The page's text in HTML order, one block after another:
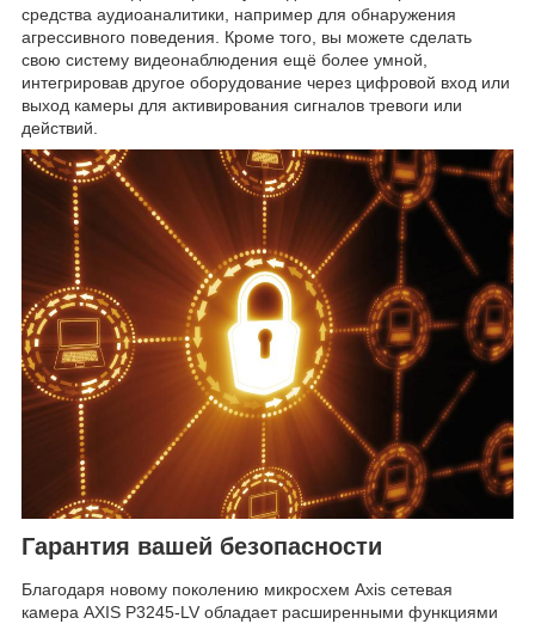
средства аудиоаналитики, например для обнаружения
агрессивного поведения. Кроме того, вы можете сделать
свою систему видеонаблюдения ещё более умной,
интегрировав другое оборудование через цифровой вход или
выход камеры для активирования сигналов тревоги или
действий.
Гарантия вашей безопасности
Благодаря новому поколению микросхем Axis сетевая
камера AXIS P3245-LV обладает расширенными функциями